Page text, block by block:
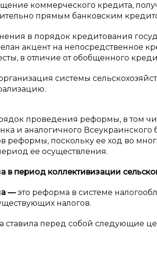
коммерческого кредита,
прямым банковским
в порядок кредитования
акцент на непосредственное
в отличие от обобщенного
системы
проведения реформы, в том
и аналогичного Всеукраинского
реформы, поскольку ее ход во
ее осуществления.
в период коллективизации
—это реформа в системе
налогов.
ставила перед собой следующие